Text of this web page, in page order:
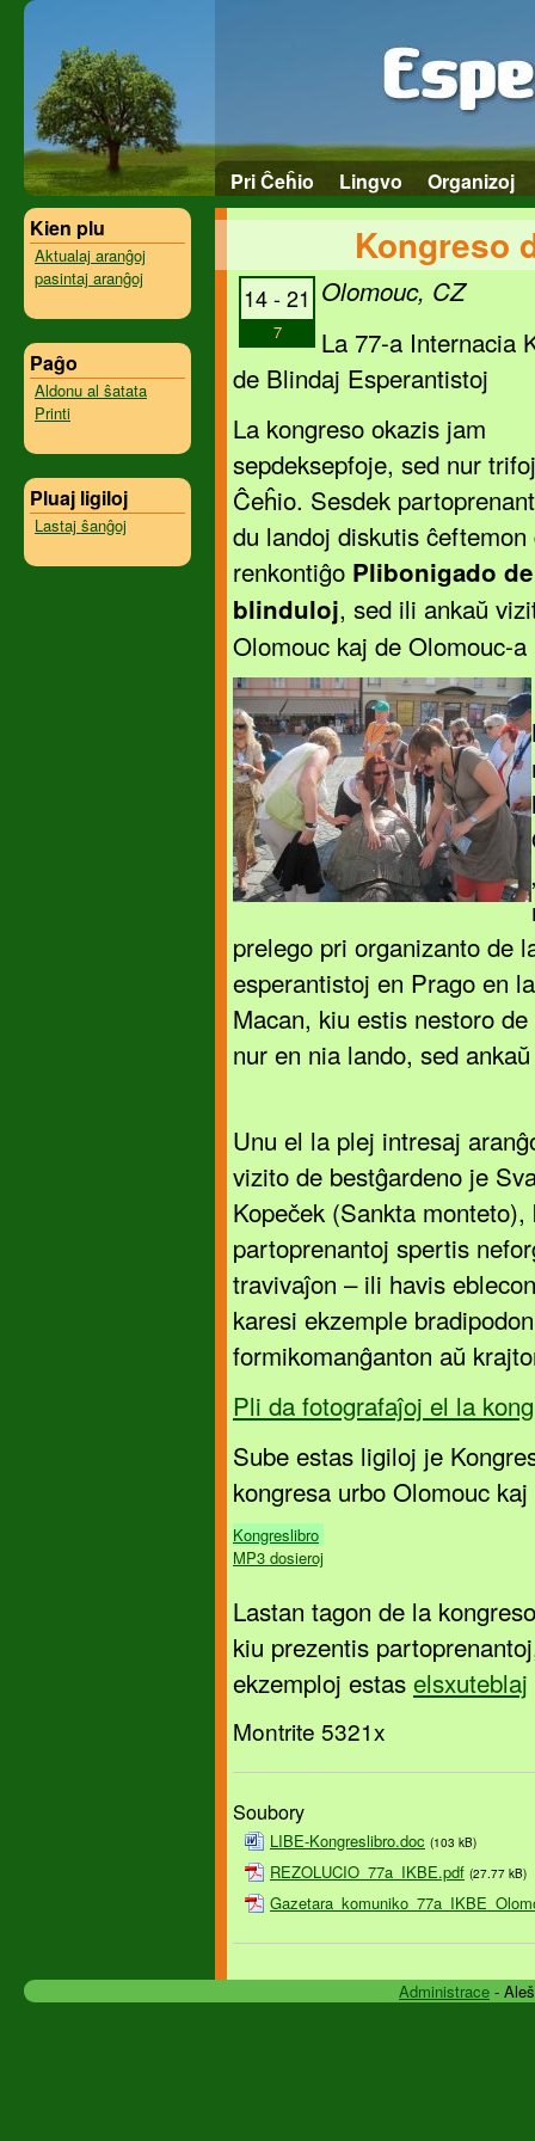
Pri Ĉeĥio Lingvo
Organizoj
Kien plu
Aktualaj aranĝoj
pasintaj aranĝoj
Paĝo
Aldonu al ŝatata
Printi
Pluaj ligiloj
Lastaj ŝanĝoj
Kongreso
14 - 21
7
Olomouc, CZ
La 77-a Internacia
de Blindaj Esperantistoj
La kongreso okazis jam
sepdeksepfoje, sed nur
Ĉeĥio. Sesdek
du landoj diskutis ĉeftemon
renkontiĝo Plibonigado
blinduloj, sed ili ankaŭ
Olomouc kaj de Olomouc-a
prelego pri organizanto de
esperantistoj en Prago en
Macan, kiu estis nestoro
nur en nia lando, sed
Unu el la plej intresaj
vizito de bestĝardeno je
Kopeček (Sankta
partoprenantoj spertis
travivaĵon – ili havis
karesi ekzemple
formikomanĝanton aŭ
Pli da fotografaĵoj el la
Sube estas ligiloj je
kongresa urbo Olomouc
Kongreslibro
MP3 dosieroj
Lastan tagon de la
kiu prezentis
ekzemploj estas elsxuteblaj
Montrite 5321x
Soubory
LIBE-Kongreslibro.doc (103 kB)
REZOLUCIO_77a_IKBE.pdf (27.77 kB)
Administrace -